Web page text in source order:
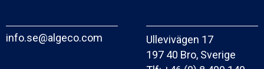
info.se@algeco.com
Ullevivägen 17
197 40 Bro, Sverige